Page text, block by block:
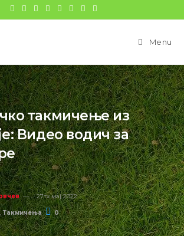
Menu
такмичење из
Видео водич за
27тх мај 2022
,Такмичења 0